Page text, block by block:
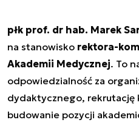
płk prof. dr hab. Marek
na stanowisko rektora-
Akademii Medycznej. To
odpowiedzialność za
dydaktycznego, rekrutację
budowanie pozycji